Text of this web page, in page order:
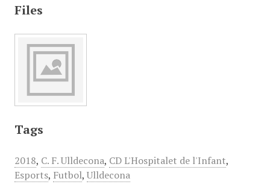
Files
Tags
2018, C. F. Ulldecona, CD L'Hospitalet de l'Infant,
Esports, Futbol, Ulldecona